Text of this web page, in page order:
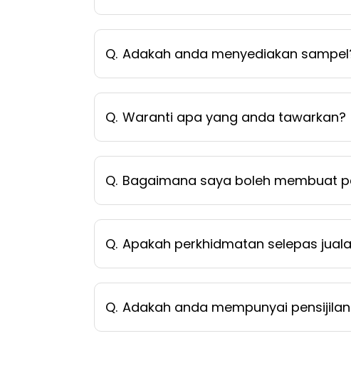
Q. Adakah anda menyediakan
Q. Waranti apa yang anda tawarkan?
Q. Bagaimana saya boleh membuat
Q. Apakah perkhidmatan selepas
Q. Adakah anda mempunyai